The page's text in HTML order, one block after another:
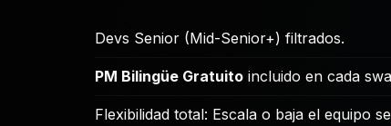
Devs Senior (Mid-Senior+) filtrados.
PM Bilingüe Gratuito incluido en cada
Flexibilidad total: Escala o baja el equipo